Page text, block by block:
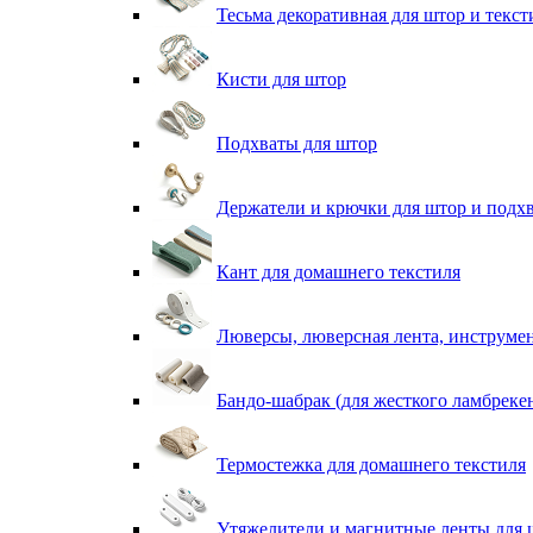
Тесьма декоративная для штор и
Кисти для штор
Подхваты для штор
Держатели и крючки для штор и
Кант для домашнего текстиля
Люверсы, люверсная лента,
Бандо-шабрак (для жесткого
Термостежка для домашнего текстиля
Утяжелители и магнитные ленты для